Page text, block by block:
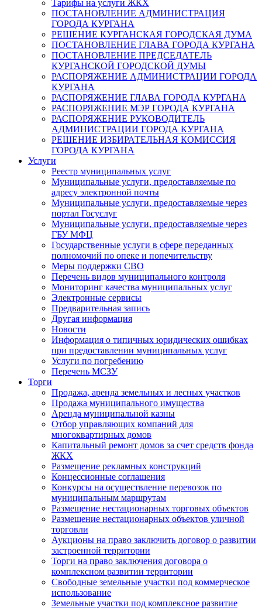
Тарифы на услуги ЖКХ
ПОСТАНОВЛЕНИЕ АДМИНИСТРАЦИЯ
ГОРОДА КУРГАНА
РЕШЕНИЕ КУРГАНСКАЯ ГОРОДСКАЯ ДУМА
ПОСТАНОВЛЕНИЕ ГЛАВА ГОРОДА КУРГАНА
ПОСТАНОВЛЕНИЕ ПРЕДСЕДАТЕЛЬ
КУРГАНСКОЙ ГОРОДСКОЙ ДУМЫ
РАСПОРЯЖЕНИЕ АДМИНИСТРАЦИИ ГОРОДА
КУРГАНА
РАСПОРЯЖЕНИЕ ГЛАВА ГОРОДА КУРГАНА
РАСПОРЯЖЕНИЕ МЭР ГОРОДА КУРГАНА
РАСПОРЯЖЕНИЕ РУКОВОДИТЕЛЬ
АДМИНИСТРАЦИИ ГОРОДА КУРГАНА
РЕШЕНИЕ ИЗБИРАТЕЛЬНАЯ КОМИССИЯ
ГОРОДА КУРГАНА
Услуги
Реестр муниципальных услуг
Муниципальные услуги, предоставляемые по
адресу электронной почты
Муниципальные услуги, предоставляемые через
портал Госуслуг
Муниципальные услуги, предоставляемые через
ГБУ МФЦ
Государственные услуги в сфере переданных
полномочий по опеке и попечительству
Меры поддержки СВО
Перечень видов муниципального контроля
Мониторинг качества муниципальных услуг
Электронные сервисы
Предварительная запись
Другая информация
Новости
Информация о типичных юридических ошибках
при предоставлении муниципальных услуг
Услуги по погребению
Перечень МСЗУ
Торги
Продажа, аренда земельных и лесных участков
Продажа муниципального имущества
Аренда муниципальной казны
Отбор управляющих компаний для
многоквартирных домов
Капитальный ремонт домов за счет средств фонда
ЖКХ
Размещение рекламных конструкций
Концессионные соглашения
Конкурсы на осуществление перевозок по
муниципальным маршрутам
Размещение нестационарных торговых объектов
Размещение нестационарных объектов уличной
торговли
Аукционы на право заключить договор о развитии
застроенной территории
Торги на право заключения договора о
комплексном развитии территории
Свободные земельные участки под коммерческое
использование
Земельные участки под комплексное развитие